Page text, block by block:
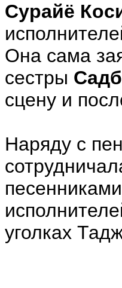
Сурайё
Она сама
сестры
сцену и
Наряду с
уголках